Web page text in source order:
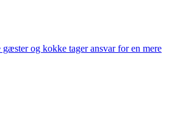
og kokke tager ansvar for en mere